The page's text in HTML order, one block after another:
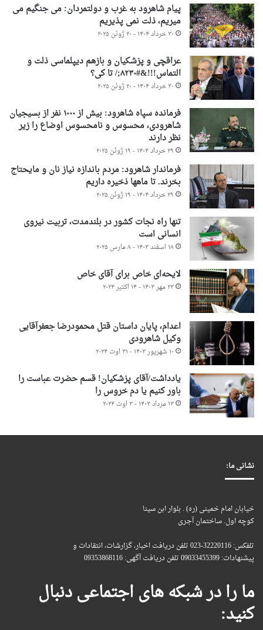
پیام شاهرود به غرب و دولتمردان: می جنگیم می
میریم، ذلت نمی پذیریم
۳۰ خرداد ۱۴۰۴ - ۲۰ ژوئن ۲۰۲۵
عراقچی و پزشکیان و بازهم دیپلماسی ذلت و
التماس!!!&#۸۲۳۰;/ تا کی؟
۳۰ خرداد ۱۴۰۴ - ۲۰ ژوئن ۲۰۲۵
فرمانده سپاه شاهرود: بیش از ۱۰۰۰ نفر از بسیجیان
شاهرودی، محسوس و نامحسوس اوضاع را زیر
نظر دارند
۲۹ خرداد ۱۴۰۴ - ۱۹ ژوئن ۲۰۲۵
فرماندار شاهرود: مردم باندازه نیاز نان و مایحتاج
بخرند. تا ماهها ذخیره داریم
۲۹ خرداد ۱۴۰۴ - ۱۹ ژوئن ۲۰۲۵
تنها راه نجات کشور در بلندمدت، تربیت نیروی
انسانی است
۱۸ اسفند ۱۴۰۳ - ۸ مارس ۲۰۲۵
لایحه‌ای خاص برای آقای خاص
۲۳ مهر ۱۴۰۳ - ۱۴ اکتبر ۲۰۲۴
اعدام، پایان داستان قتل محمودرضا جعفرآقایی
وکیل شاهرودی
۱۰ شهریور ۱۴۰۳ - ۳۱ اوت ۲۰۲۴
یادداشت/آقای پزشکیان! قسم حضرت عباست را
باور کنیم یا دم خروس را
۱۳ مرداد ۱۴۰۳ - ۳ اوت ۲۰۲۴
نشانی ما:
خیابان امام خمینی (ره) . بلوار ابن سینا
کوچه اول. ساختمان آجری
تلفکس: 32220116-023 تلفن دریافت اخبار، گزارشات، انتقادات و
پیشنهادات: 09033455399 تلفن دریافت آگهی: 09353868116
ما را در شبکه های اجتماعی دنبال
کنید: